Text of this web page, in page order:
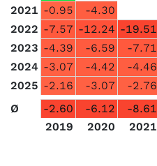
2021 -0.95
-4.30
2022 -7.57 -12.24 -19.51
2023 -4.39 -6.59 -7.71
2024 -3.07 -4.42 -4.46
2025 -2.16 -3.07 -2.76
Ø
-2.60 -6.12 -8.61
2019
2020 2021